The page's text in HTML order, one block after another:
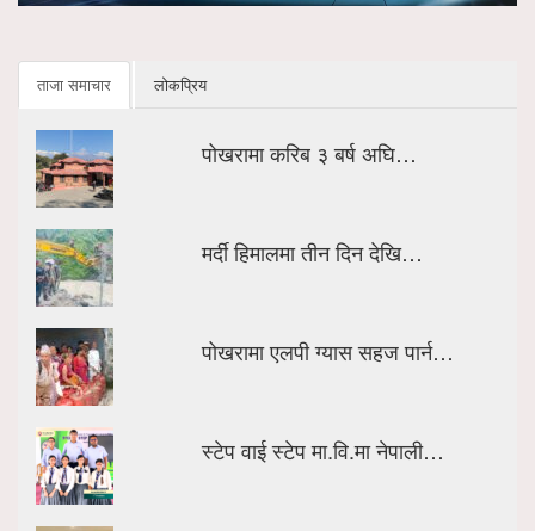
ताजा समाचार लोकप्रिय
पोखरामा करिब ३ बर्ष अघि…
मर्दी हिमालमा तीन दिन देखि…
पोखरामा एलपी ग्यास सहज पार्न…
स्टेप वाई स्टेप मा.वि.मा नेपाली…